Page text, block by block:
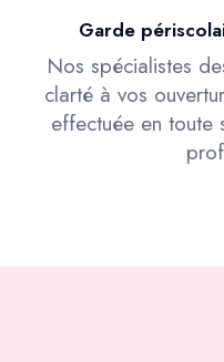
Garde
Nos spécialistes
clarté à vos
effectuée en toute